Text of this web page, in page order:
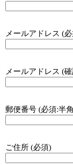
メールアドレス (
メールアドレス (
郵便番号 (必須:半
ご住所 (必須)